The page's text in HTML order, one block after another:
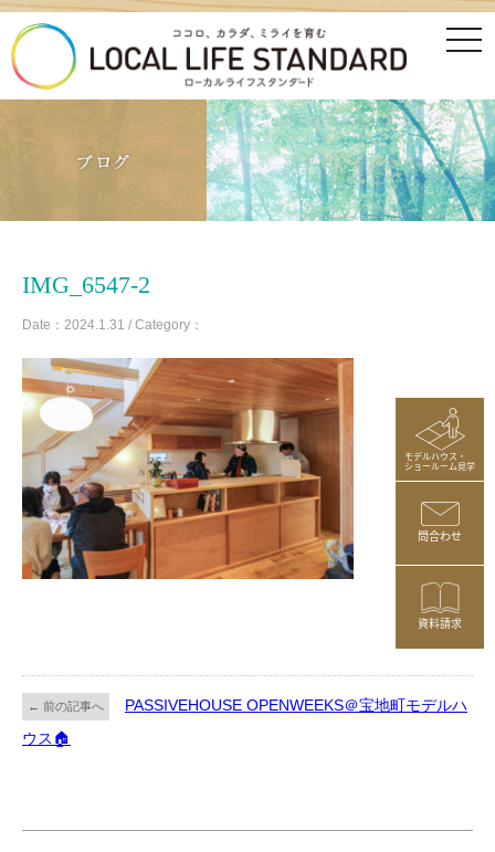
モデルハウス・
ショールーム見学
問合わせ
資料請求
IMG_6547-2
Date：2024.1.31 / Category：
← 前の記事へ
PASSIVEHOUSE OPENWEEKS＠宝地町モデルハ
ウス🏠